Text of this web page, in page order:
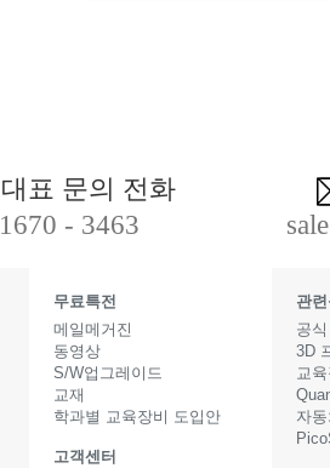
대표 문의 전화
1670 - 3463
무료특전
메일메거진
동영상
S/W업그레이드
교재
학과별 교육장비 도입안
고객센터
관
공
3D
교
자